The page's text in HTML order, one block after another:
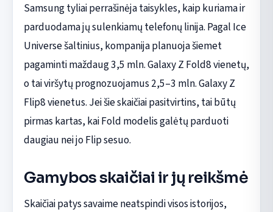
Samsung tyliai perrašinėja taisykles, kaip kuriama ir
parduodama jų sulenkiamų telefonų linija. Pagal Ice
Universe šaltinius, kompanija planuoja šiemet
pagaminti maždaug 3,5 mln. Galaxy Z Fold8 vienetų,
o tai viršytų prognozuojamus 2,5–3 mln. Galaxy Z
Flip8 vienetus. Jei šie skaičiai pasitvirtins, tai būtų
pirmas kartas, kai Fold modelis galėtų parduoti
daugiau nei jo Flip sesuo.
Gamybos skaičiai ir jų reikšmė
Skaičiai patys savaime neatspindi visos istorijos,